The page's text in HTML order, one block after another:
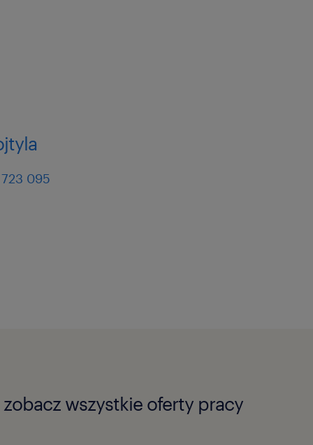
działaniem
095
zobacz wszystkie oferty pracy